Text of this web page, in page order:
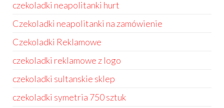
czekoladki neapolitanki hurt
Czekoladki neapolitanki na zamówienie
Czekoladki Reklamowe
czekoladki reklamowe z logo
czekoladki sultanskie sklep
czekoladki symetria 750 sztuk